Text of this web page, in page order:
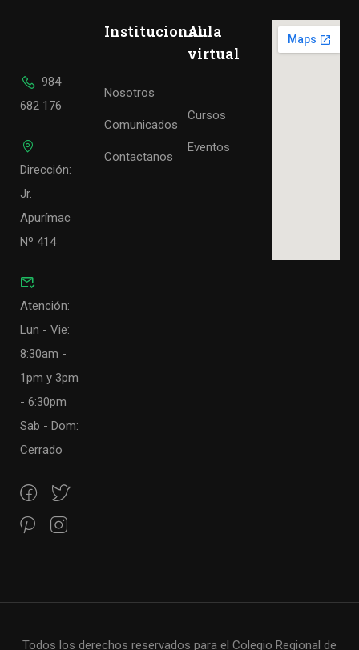
984
682 176
Dirección:
Jr.
Apurímac
Nº 414
Atención:
Lun - Vie:
8:30am -
1pm y 3pm
- 6:30pm
Sab - Dom:
Cerrado
Institucional
Nosotros
Comunicados
Contactanos
Aula
virtual
Cursos
Eventos
Todos los derechos reservados para el Colegio Regional de